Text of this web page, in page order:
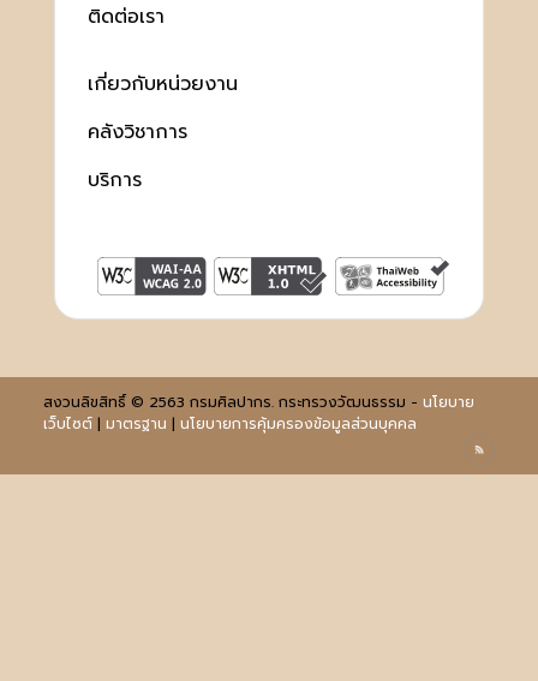
ติดต่อเรา
เกี่ยวกับหน่วยงาน
คลังวิชาการ
บริการ
สงวนลิขสิทธิ์ © 2563 กรมศิลปากร. กระทรวงวัฒนธรรม - นโยบาย
เว็บไซต์| มาตรฐาน | นโยบายการคุ้มครองข้อมูลส่วนบุคคล